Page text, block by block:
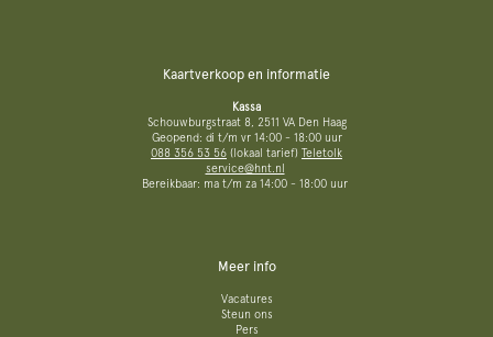
Kaartverkoop en informatie
Kassa
Schouwburgstraat 8, 2511 VA Den Haag
Geopend: di t/m vr 14:00 - 18:00 uur
088 356 53 56 (lokaal tarief) Teletolk
service@hnt.nl
Bereikbaar: ma t/m za 14:00 - 18:00 uur
Meer info
Vacatures
Steun ons
Pers